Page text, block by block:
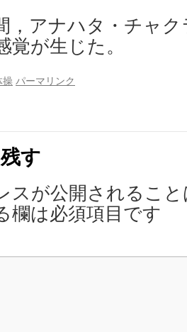
，アナハタ・チャ
が生じた。
操 パーマリンク
す
スが公開されるこ
欄は必須項目です